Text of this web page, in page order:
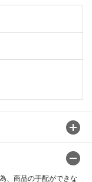
、商品の手配ができな